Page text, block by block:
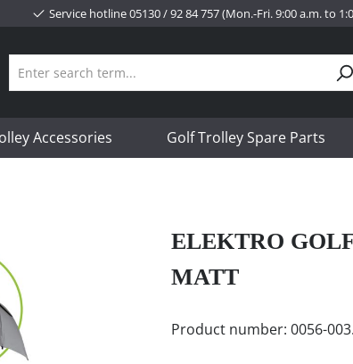
Service hotline 05130 / 92 84 757 (Mon.-Fri. 9:00 a.m. to
Accessories Golf Trolley Spare Parts
ELEKTRO
MATT
Product number: 0056-